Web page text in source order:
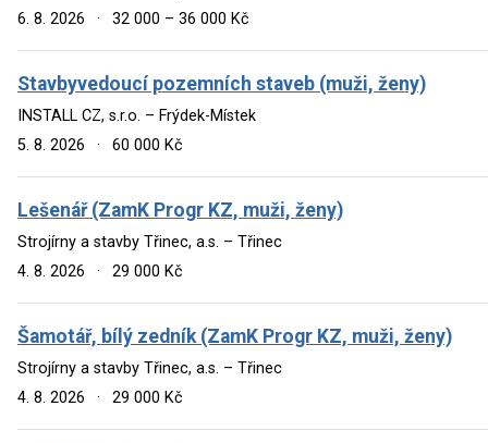
6. 8. 2026
· 32 000 – 36 000 Kč
Stavbyvedoucí pozemních staveb (muži, ženy)
INSTALL CZ, s.r.o. – Frýdek-Místek
5. 8. 2026
· 60 000 Kč
Lešenář (ZamK Progr KZ, muži, ženy)
Strojírny a stavby Třinec, a.s. – Třinec
4. 8. 2026
· 29 000 Kč
Šamotář, bílý zedník (ZamK Progr KZ, muži, ženy)
Strojírny a stavby Třinec, a.s. – Třinec
4. 8. 2026
· 29 000 Kč